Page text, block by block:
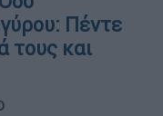
Πέντε
τους και